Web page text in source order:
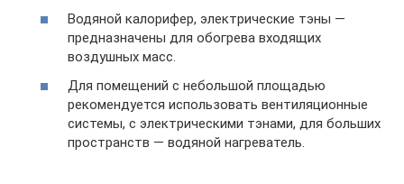
Водяной калорифер, электрические тэны —
предназначены для обогрева входящих
воздушных масс.
Для помещений с небольшой площадью
рекомендуется использовать вентиляционные
системы, с электрическими тэнами, для больших
пространств — водяной нагреватель.